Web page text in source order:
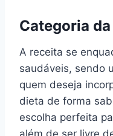
Categoria
A receita se
saudáveis, sendo
quem deseja
dieta de forma
escolha perfeita
além de ser livre